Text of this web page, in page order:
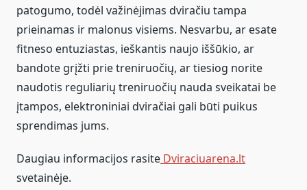
patogumo, todėl važinėjimas dviračiu tampa
prieinamas ir malonus visiems. Nesvarbu, ar esate
fitneso entuziastas, ieškantis naujo iššūkio, ar
bandote grįžti prie treniruočių, ar tiesiog norite
naudotis reguliarių treniruočių nauda sveikatai be
įtampos, elektroniniai dviračiai gali būti puikus
sprendimas jums.
Daugiau informacijos rasite Dviraciuarena.lt
svetainėje.